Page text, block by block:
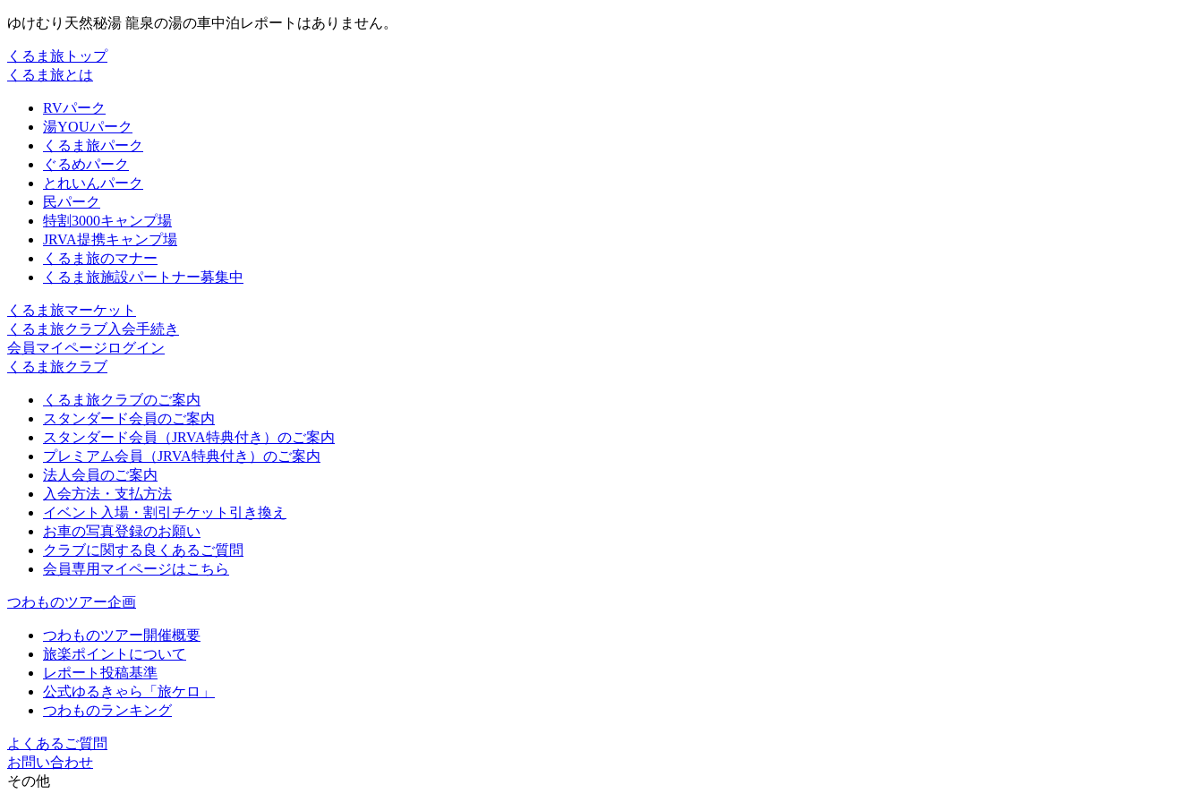
ゆけむり天然秘湯 龍泉の湯の車中泊レポートはありません。
くるま旅トップ
くるま旅とは
RVパーク
湯YOUパーク
くるま旅パーク
ぐるめパーク
とれいんパーク
民パーク
特割3000キャンプ場
JRVA提携キャンプ場
くるま旅のマナー
くるま旅施設パートナー募集中
くるま旅マーケット
くるま旅クラブ入会手続き
会員マイページログイン
くるま旅クラブ
くるま旅クラブのご案内
スタンダード会員のご案内
スタンダード会員（JRVA特典付き）のご案内
プレミアム会員（JRVA特典付き）のご案内
法人会員のご案内
入会方法・支払方法
イベント入場・割引チケット引き換え
お車の写真登録のお願い
クラブに関する良くあるご質問
会員専用マイページはこちら
つわものツアー企画
つわものツアー開催概要
旅楽ポイントについて
レポート投稿基準
公式ゆるきゃら「旅ケロ」
つわものランキング
よくあるご質問
お問い合わせ
その他